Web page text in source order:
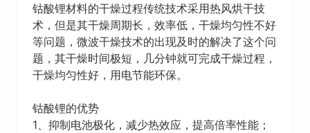
钴酸锂材料的干燥过程传统技术采用热风烘干技
术，但是其干燥周期长，效率低，干燥均匀性不好
等问题，微波干燥技术的出现及时的解决了这个问
题，其干燥时间极短，几分钟就可完成干燥过程，
干燥均匀性好，用电节能环保。
钴酸锂的优势
1、抑制电池极化，减少热效应，提高倍率性能；